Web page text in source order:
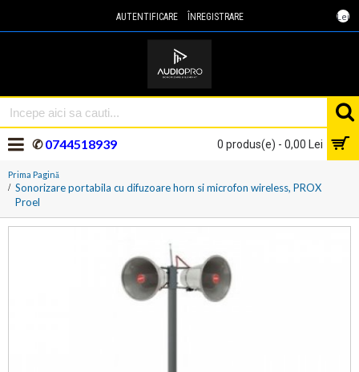
Lei
AUTENTIFICARE ÎNREGISTRARE
0 produs(e) - 0,00 Lei
✆0744518939
Prima Pagină
Sonorizare portabila cu difuzoare horn si microfon wireless, PROX
Proel